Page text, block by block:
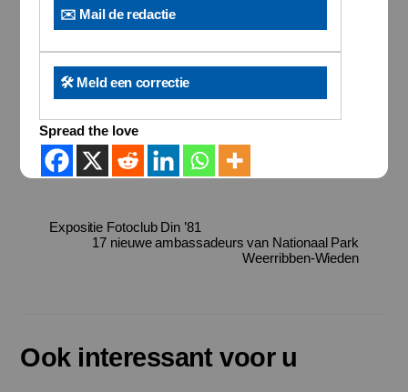
✉️ Mail de redactie
🛠️ Meld een correctie
Spread the love
Expositie Fotoclub Din ’81
17 nieuwe ambassadeurs van Nationaal Park
Weerribben-Wieden
Ook interessant voor u